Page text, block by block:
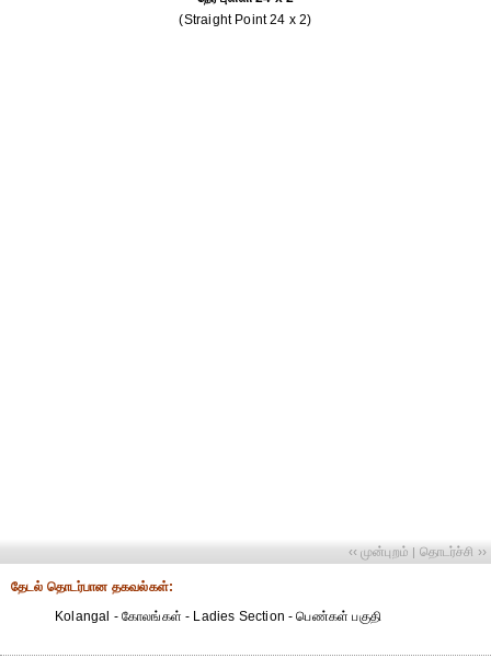
(Straight Point 24 x 2)
‹‹ முன்புறம் | தொடர்ச்சி ››
தேட‌ல் தொட‌ர்பான தகவ‌ல்க‌ள்:
Kolangal - கோலங்கள் - Ladies Section - பெண்கள் பகுதி